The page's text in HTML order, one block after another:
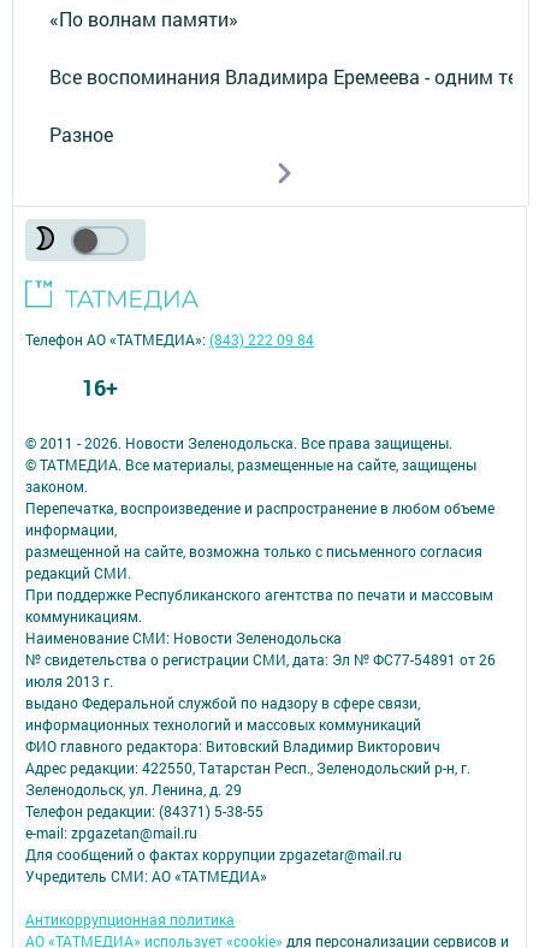
«По волнам памяти»
Все воспоминания Владимира Еремеева - одним
Разное
© 2011 - 2026. Новости Зеленодольска. Все права защищены.
© ТАТМЕДИА. Все материалы, размещенные на сайте, защищены
законом.
Перепечатка, воспроизведение и распространение в любом объеме
информации,
размещенной на сайте, возможна только с письменного согласия
редакций СМИ.
При поддержке Республиканского агентства по печати и массовым
коммуникациям.
Наименование СМИ: Новости Зеленодольска
№ свидетельства о регистрации СМИ, дата: Эл № ФС77-54891 от 26
июля 2013 г.
выдано Федеральной службой по надзору в сфере связи,
информационных технологий и массовых коммуникаций
ФИО главного редактора: Витовский Владимир Викторович
Адрес редакции: 422550, Татарстан Респ., Зеленодольский р-н, г.
Зеленодольск, ул. Ленина, д. 29
Телефон редакции: (84371) 5-38-55
e-mail: zpgazetan@mail.ru
Для сообщений о фактах коррупции zpgazetar@mail.ru
Учредитель СМИ: АО «ТАТМЕДИА»
Антикоррупционная политика
АО «ТАТМЕДИА» использует «cookie» для персонализации сервисов и
Телефон АО «ТАТМЕДИА»:(843) 222 09 84
16+